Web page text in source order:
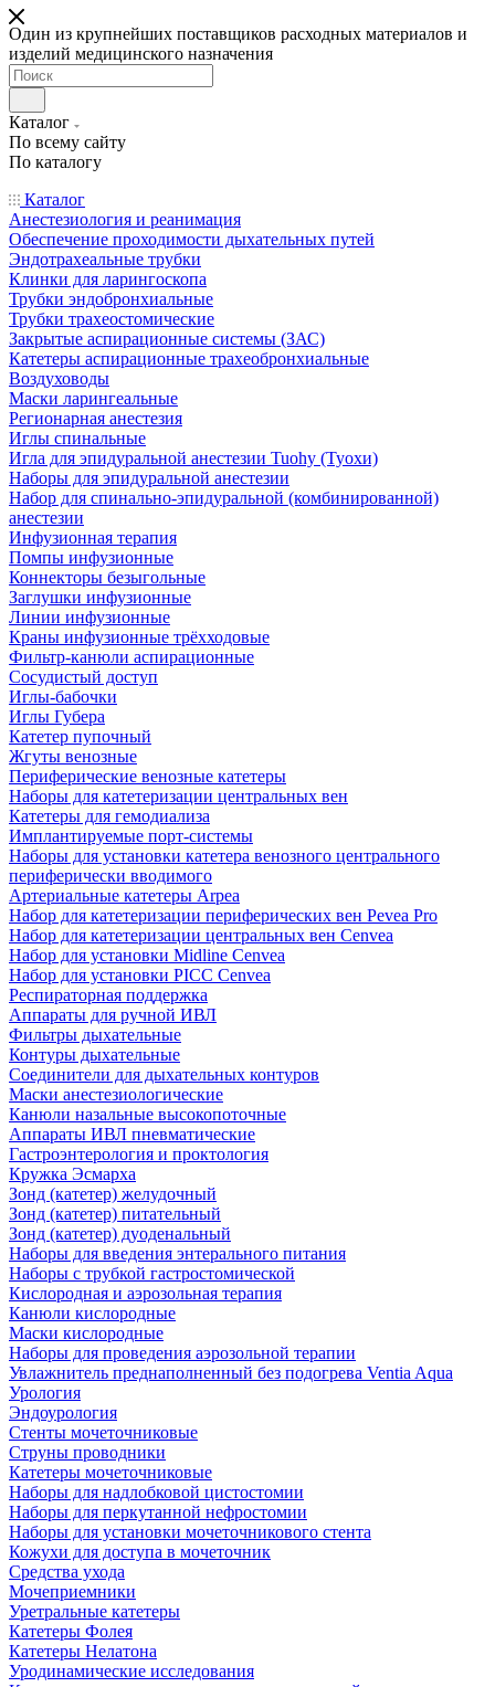
Один из крупнейших поставщиков расходных материалов и
изделий медицинского назначения
Каталог
По всему сайту
По каталогу
Каталог
Анестезиология и реанимация
Обеспечение проходимости дыхательных путей
Эндотрахеальные трубки
Клинки для ларингоскопа
Трубки эндобронхиальные
Трубки трахеостомические
Закрытые аспирационные системы (ЗАС)
Катетеры аспирационные трахеобронхиальные
Воздуховоды
Маски ларингеальные
Регионарная анестезия
Иглы спинальные
Игла для эпидуральной анестезии Tuohy (Туохи)
Наборы для эпидуральной анестезии
Набор для спинально-эпидуральной (комбинированной)
анестезии
Инфузионная терапия
Помпы инфузионные
Коннекторы безыгольные
Заглушки инфузионные
Линии инфузионные
Краны инфузионные трёхходовые
Фильтр-канюли аспирационные
Сосудистый доступ
Иглы-бабочки
Иглы Губера
Катетер пупочный
Жгуты венозные
Периферические венозные катетеры
Наборы для катетеризации центральных вен
Катетеры для гемодиализа
Имплантируемые порт‑системы
Наборы для установки катетера венозного центрального
периферически вводимого
Артериальные катетеры Arpea
Набор для катетеризации периферических вен Pevea Pro
Набор для катетеризации центральных вен Cenvea
Набор для установки Midline Cenvea
Набор для установки PICC Cenvea
Респираторная поддержка
Аппараты для ручной ИВЛ
Фильтры дыхательные
Контуры дыхательные
Соединители для дыхательных контуров
Маски анестезиологические
Канюли назальные высокопоточные
Аппараты ИВЛ пневматические
Гастроэнтерология и проктология
Кружка Эсмарха
Зонд (катетер) желудочный
Зонд (катетер) питательный
Зонд (катетер) дуоденальный
Наборы для введения энтерального питания
Наборы с трубкой гастростомической
Кислородная и аэрозольная терапия
Канюли кислородные
Маски кислородные
Наборы для проведения аэрозольной терапии
Увлажнитель преднаполненный без подогрева Ventia Aqua
Урология
Эндоурология
Стенты мочеточниковые
Струны проводники
Катетеры мочеточниковые
Наборы для надлобковой цистостомии
Наборы для перкутанной нефростомии
Наборы для установки мочеточникового стента
Кожухи для доступа в мочеточник
Средства ухода
Мочеприемники
Уретральные катетеры
Катетеры Фолея
Катетеры Нелатона
Уродинамические исследования